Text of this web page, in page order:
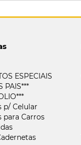
ESPECIAIS
PAIS***
p/ Celular
para Carros